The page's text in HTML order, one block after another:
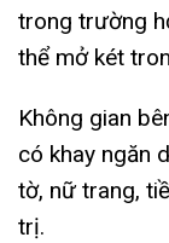
trong trường
thể mở két
Không gian
có khay ngăn
tờ, nữ trang,
trị.